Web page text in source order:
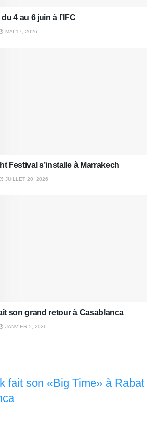
4 au 6 juin à l’IFC
MAI 17, 2026
Festival s’installe à Marrakech
JUILLET 20, 2026
son grand retour à Casablanca
JANVIER 5, 2026
fait son «Big Time» à Rabat